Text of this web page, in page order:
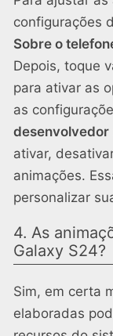
configurações
Sobre o
Depois, toque
para ativar as
as
desenvolvedor
ativar,
animações.
personalizar
4. As
Galaxy S24?
Sim, em certa
elaboradas